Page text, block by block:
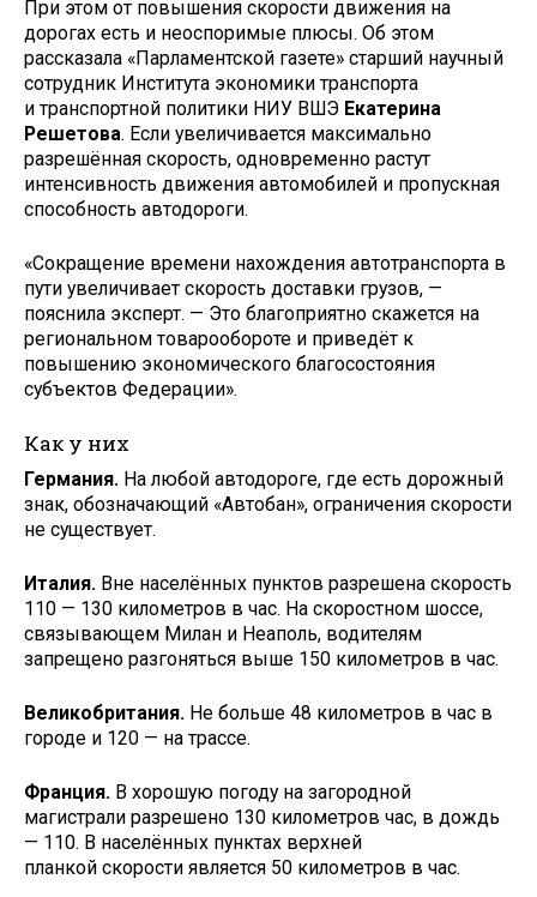
При этом от повышения скорости движения на
дорогах есть и неоспоримые плюсы. Об этом
рассказала «Парламентской газете» старший научный
сотрудник Института экономики транспорта
и транспортной политики НИУ ВШЭ Екатерина
Решетова. Если увеличивается максимально
разрешённая скорость, одновременно растут
интенсивность движения автомобилей и пропускная
способность автодороги.
«Сокращение времени нахождения автотранспорта в
пути увеличивает скорость доставки грузов, —
пояснила эксперт. — Это благоприятно скажется на
региональном товарообороте и приведёт к
повышению экономического благосостояния
субъектов Федерации».
Как у них
Германия. На любой автодороге, где есть дорожный
знак, обозначающий «Автобан», ограничения скорости
не существует.
Италия. Вне населённых пунктов разрешена скорость
110 — 130 километров в час. На скоростном шоссе,
связывающем Милан и Неаполь, водителям
запрещено разгоняться выше 150 километров в час.
Великобритания. Не больше 48 километров в час в
городе и 120 — на трассе.
Франция. В хорошую погоду на загородной
магистрали разрешено 130 километров час, в дождь
— 110. В населённых пунктах верхней
планкой скорости является 50 километров в час.